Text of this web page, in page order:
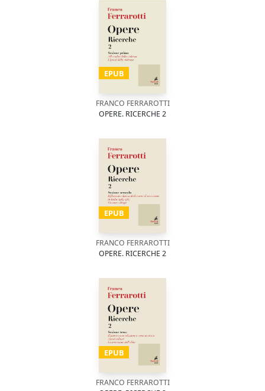
EPUB
FRANCO FERRAROTTI
OPERE. RICERCHE 2
EPUB
FRANCO FERRAROTTI
OPERE. RICERCHE 2
EPUB
FRANCO FERRAROTTI